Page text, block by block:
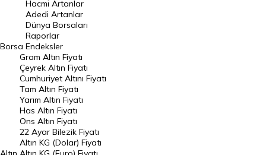
Geçmiş Kapanışlar
Dünya Borsaları
Raporlar
Endeksler
DÖVİZ
Döviz Kuru
Dolar Kuru
Borsa
Hacmi Artanlar
Adedi Artanlar
Dünya Borsaları
Raporlar
Endeksler
Gram Altın Fiyatı
Çeyrek Altın Fiyatı
Cumhuriyet Altını Fiyatı
Tam Altın Fiyatı
Yarım Altın Fiyatı
Has Altın Fiyatı
Ons Altın Fiyatı
22 Ayar Bilezik Fiyatı
Altın KG (Dolar) Fiyatı